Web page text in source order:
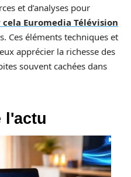
et d’analyses pour
cela Euromedia Télévision
Ces éléments techniques et
apprécier la richesse des
souvent cachées dans
l'actu